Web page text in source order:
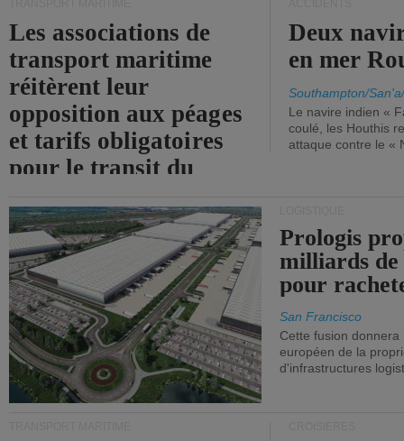
Les associations de
transport maritime
réitèrent leur
opposition aux péages
et tarifs obligatoires
pour le transit du
Deux
en mer
Southampton/
Le navire indien «
coulé, les Houthis
attaque contre le «
Prologis
milliards
pour
San Francisco
Cette fusion
européen de la
d'infrastructures